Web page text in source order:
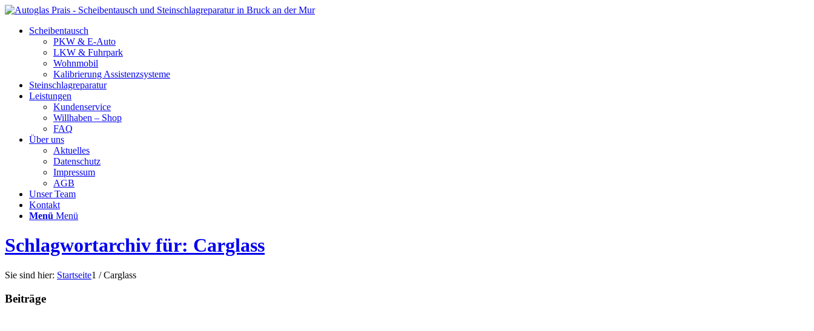
Scheibentausch
PKW & E-Auto
LKW & Fuhrpark
Wohnmobil
Kalibrierung Assistenzsysteme
Steinschlagreparatur
Leistungen
Kundenservice
Willhaben – Shop
FAQ
Über uns
Aktuelles
Datenschutz
Impressum
AGB
Unser Team
Kontakt
Menü Menü
Schlagwortarchiv für: Carglass
Sie sind hier: Startseite1 / Carglass
Beiträge